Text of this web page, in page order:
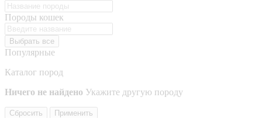
Породы кошек
Выбрать все
Популярные
Каталог пород
Ничего не найдено Укажите другую породу
Сбросить Применить